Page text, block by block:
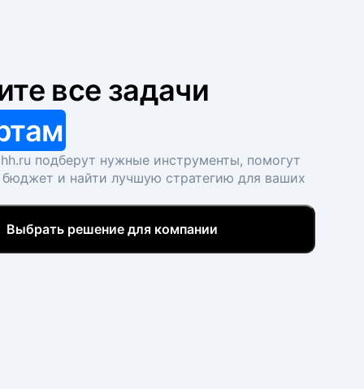
все задачи
подберут нужные инструменты, помогут
бюджет и найти лучшую стратегию для ваших
Выбрать решение для компании